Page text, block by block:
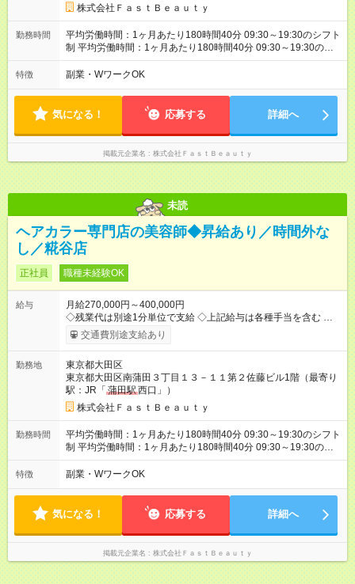
ては変動の可能性あり 詳細は、採用担当へお問い合わせくださ
い 【試用期間】試用期間なし
株式会社ＦａｓｔＢｅａｕｔｙ
勤務時間
平均労働時間：1ヶ月あたり180時間40分 09:30～19:30のシフト
制 平均労働時間：1ヶ月あたり180時間40分 09:30～19:30のシ
フト制
特徴 副業・WワークOK
気になる！ 応募する 詳細へ
掲載元企業名 株式会社ＦａｓｔＢｅａｕｔｙ
未読
ヘアカラー専門店の美容師◆昇給あり／時間外な
し／糀谷店
正社員 職種未経験OK
給与
月給270,000円～400,000円
◇残業代は別途1分単位で支給 ◇上記給与は各種手当を含む ◇毎
月インセンティブポイント付与 ・店舗売上や入客人数などに応
じてインセンティブポイントを付与 ・ポイントは6ヶ月に一度引
長手当（月30，000円～）あり 研修期間6ヶ月間は以下給与のみ
変更あり 月給242，700円 ※給与に関しては2025年度の最低賃
金を反映済み ※各都道府県の施行月より適応、入社時期によっ
ては変動の可能性あり 詳細は、採用担当へお問い合わせくださ
い 【試用期間】試用期間なし
交通費別途支給あり
勤務地
東京都大田区
東京都大田区南蒲田３丁目１３－１１第２佐藤ビル1階（最寄り
駅：JR「 蒲田駅西口」）
株式会社ＦａｓｔＢｅａｕｔｙ
勤務時間
平均労働時間：1ヶ月あたり180時間40分 09:30～19:30のシフト
制 平均労働時間：1ヶ月あたり180時間40分 09:30～19:30のシ
フト制
特徴 副業・WワークOK
気になる！ 応募する 詳細へ
掲載元企業名 株式会社ＦａｓｔＢｅａｕｔｙ